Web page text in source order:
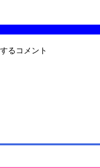
るコメント